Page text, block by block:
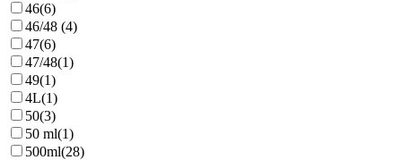
46(6)
46/48 (4)
47(6)
47/48(1)
49(1)
4L(1)
50(3)
50 ml(1)
500ml(28)